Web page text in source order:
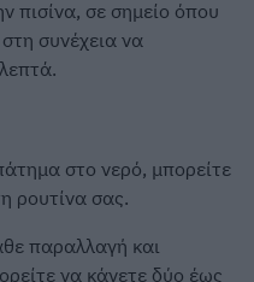
πισίνα, σε σημείο όπου
συνέχεια να
στο νερό, μπορείτε
ρουτίνα σας.
παραλλαγή και
να κάνετε δύο έως